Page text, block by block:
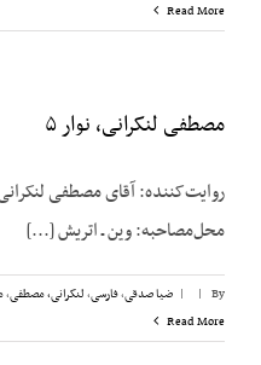
Read More
مصطفی لنکرانی، نوار ۵
محل‌مصاحبه: وین ـ اتریش [...]
By
|
| ضیا صدقی,فارسی,لنکرانی، مصطفی,
Read More